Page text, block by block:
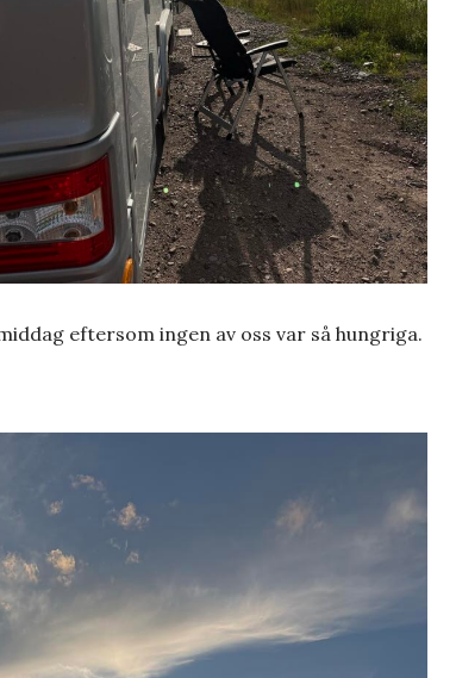
eftersom ingen av oss var så hungriga.